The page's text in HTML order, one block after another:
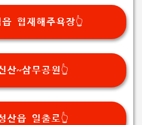
읍 협재해주욕장👆️
산~삼무공원👆️
산읍 일출로👆️